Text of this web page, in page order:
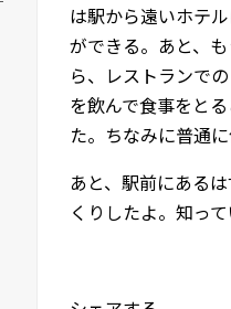
は駅から遠いホテ
ができる。あと、
ら、レストランで
を飲んで食事をと
た。ちなみに普通
あと、駅前にある
くりしたよ。知っ